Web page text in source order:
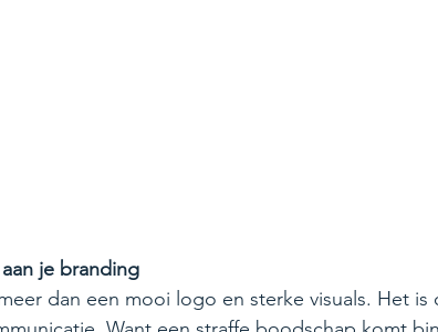
je branding
dan een mooi logo en sterke visuals. Het is